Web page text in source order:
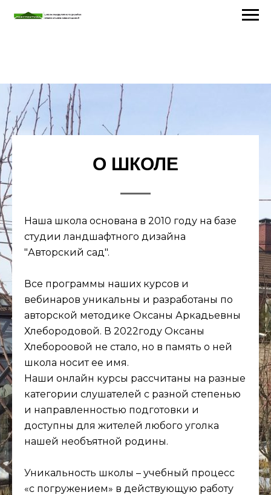
О ШКОЛЕ
Наша школа основана в 2010 году на базе
студии ландшафтного дизайна
"Авторский сад".
Все программы наших курсов и
вебинаров уникальны и разработаны по
авторской методике Оксаны Аркадьевны
Хлебородовой. В 2022году Оксаны
Хлебороовой не стало, но в память о ней
школа носит ее имя.
Наши онлайн курсы рассчитаны на разные
категории слушателей с разной степенью
и направленностью подготовки и
доступны для жителей любого уголка
нашей необъятной родины.
Уникальность школы – учебный процесс
«с погружением» в действующую работу